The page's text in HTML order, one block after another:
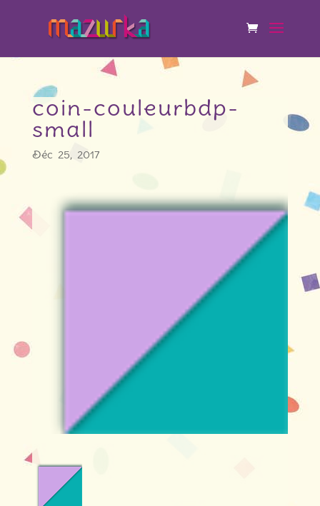
coin-couleurbdp-
small
Déc 25, 2017